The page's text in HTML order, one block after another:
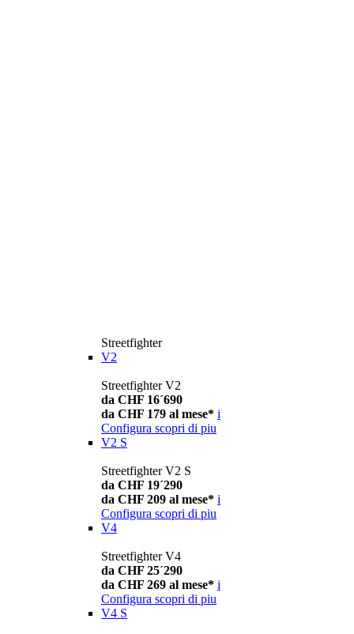
Streetfighter
V2
Streetfighter V2
da CHF 16´690
da CHF 179 al mese* i
Configura scopri di piu
V2 S
Streetfighter V2 S
da CHF 19´290
da CHF 209 al mese* i
Configura scopri di piu
V4
Streetfighter V4
da CHF 25´290
da CHF 269 al mese* i
Configura scopri di piu
V4 S